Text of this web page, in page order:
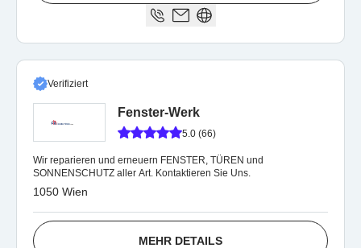
Verifiziert
Fenster-Werk
5.0 (66)
Wir reparieren und erneuern FENSTER, TÜREN und
SONNENSCHUTZ aller Art. Kontaktieren Sie Uns.
1050 Wien
MEHR DETAILS